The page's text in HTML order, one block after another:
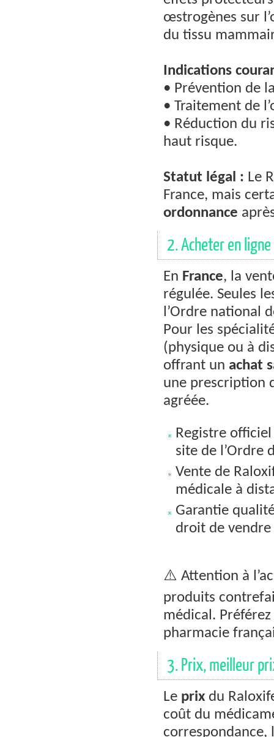
œstrogènes sur
du tissu
Indications
• Prévention de
• Traitement de
• Réduction du
haut risque.
Statut légal : Le
France, mais
ordonnance
2. Acheter en
En France, la
régulée. Seules
l’Ordre national
Pour les
(physique ou à
offrant un achat
une prescription
agréée.
Registre
site de l’Ordre
Vente de
médicale à
Garantie
droit de vendre
⚠️ Attention à
produits
médical.
pharmacie
3. Prix, meilleur
Le prix du
coût du
correspondance,